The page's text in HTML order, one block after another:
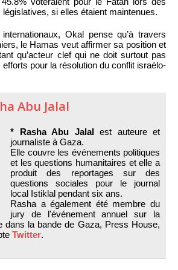
si elles étaient maintenues.
Okal pense qu’à travers
le Hamas veut affirmer sa position et
qu’acteur clef qui ne doit surtout pas
pour la résolution du conflit israélo-
Abu Jalal
* Rasha Abu Jalalest auteure et
journaliste à Gaza.
Elle couvre les événements politiques
et les questions humanitaires et elle a
produit des reportages sur des
questions sociales pour le journal
local Istiklal pendant six ans.
Rasha a également été membre du
jury de l'événement annuel sur la
dans la bande de Gaza, Press House,
Twitter.